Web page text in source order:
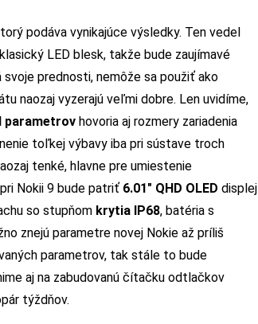
podáva vynikajúce výsledky. Ten vedel
LED blesk, takže bude zaujímavé
prednosti, nemôže sa použiť ako
naozaj vyzerajú veľmi dobre. Len uvidíme,
parametrov hovoria aj rozmery zariadenia
toľkej výbavy iba pri sústave troch
tenké, hlavne pre umiestenie
Nokii 9 bude patriť 6.01″ QHD OLED displej
so stupňom krytia IP68, batéria s
znejú parametre novej Nokie až príliš
parametrov, tak stále to bude
aj na zabudovanú čítačku odtlačkov
týždňov.